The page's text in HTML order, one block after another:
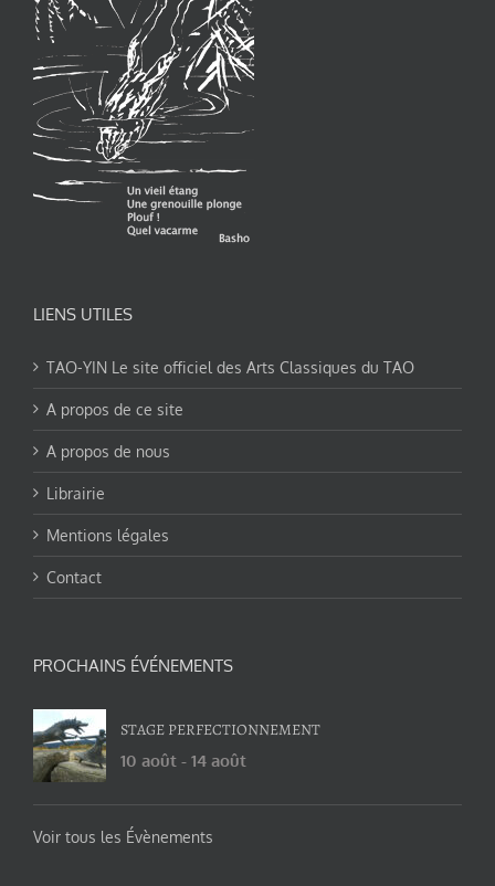
LIENS UTILES
TAO-YIN Le site officiel des Arts Classiques du TAO
A propos de ce site
A propos de nous
Librairie
Mentions légales
Contact
PROCHAINS ÉVÉNEMENTS
STAGE PERFECTIONNEMENT
10 août - 14 août
Voir tous les Évènements